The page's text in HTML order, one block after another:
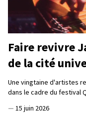
Faire revivre
de la cité
Une vingtaine d'artistes
dans le cadre du festival
— 15 juin 2026